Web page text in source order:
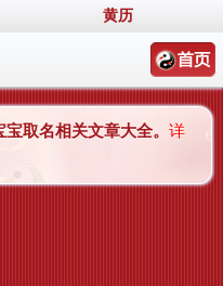
黄历
取名相关文章大全。 详